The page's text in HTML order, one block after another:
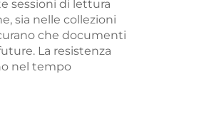
sessioni di lettura
sia nelle collezioni
che documenti
La resistenza
nel tempo